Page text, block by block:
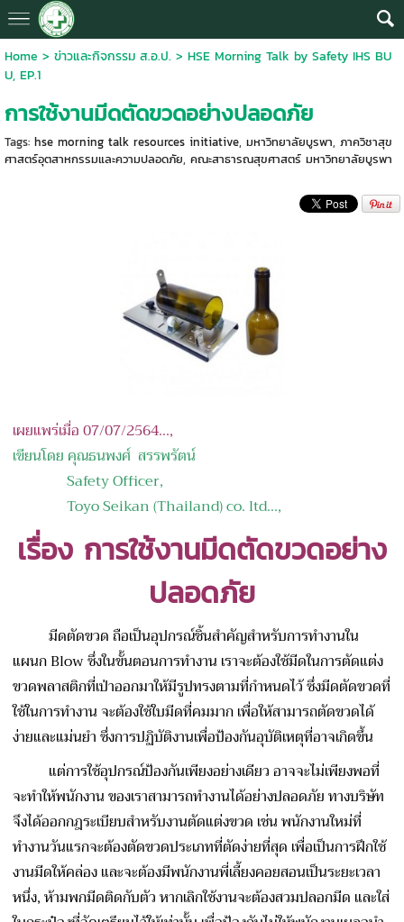
Home > ข่าวและกิจกรรม ส.อ.ป. > HSE Morning Talk by Safety IHS BU
U, EP.1
การใช้งานมีดตัดขวดอย่างปลอดภัย
Tags: hse morning talk resources initiative, มหาวิทยาลัยบูรพา, ภาควิชาสุข
ศาสตร์อุตสาหกรรมและความปลอดภัย, คณะสาธารณสุขศาสตร์ มหาวิทยาลัยบูรพา
เผยแพร่เมื่อ 07/07/2564...,
เขียนโดย คุณธนพงศ์ สรรพรัตน์
Safety Officer,
Toyo Seikan (Thailand) co. ltd...,
เรื่อง การใช้งานมีดตัดขวดอย่าง
ปลอดภัย
มีดตัดขวด ถือเป็นอุปกรณ์ชิ้นสำคัญสำหรับการทำงานใน
แผนก Blow ซึ่งในขั้นตอนการทำงาน เราจะต้องใช้มีดในการตัดแต่ง
ขวดพลาสติกที่เป่าออกมาให้มีรูปทรงตามที่กำหนดไว้ ซึ่งมีดตัดขวดที่
ใช้ในการทำงาน จะต้องใช้ใบมีดที่คมมาก เพื่อให้สามารถตัดขวดได้
ง่ายและแม่นยำ ซึ่งการปฏิบัติงานเพื่อป้องกันอุบัติเหตุที่อาจเกิดขึ้น
แต่การใช้อุปกรณ์ป้องกันเพียงอย่างเดียว อาจจะไม่เพียงพอที่
จะทำให้พนักงาน ของเราสามารถทำงานได้อย่างปลอดภัย ทางบริษัท
จึงได้ออกกฎระเบียบสำหรับงานตัดแต่งขวด เช่นพนักงานใหม่ที่
ทำงานวันแรกจะต้องตัดขวดประเภทที่ตัดง่ายที่สุด เพื่อเป็นการฝึกใช้
งานมีดให้คล่อง และจะต้องมีพนักงานพี่เลี้ยงคอยสอนเป็นระยะเวลา
หนึ่ง, ห้ามพกมีดติดกับตัว หากเลิกใช้งานจะต้องสวมปลอกมีด และใส่